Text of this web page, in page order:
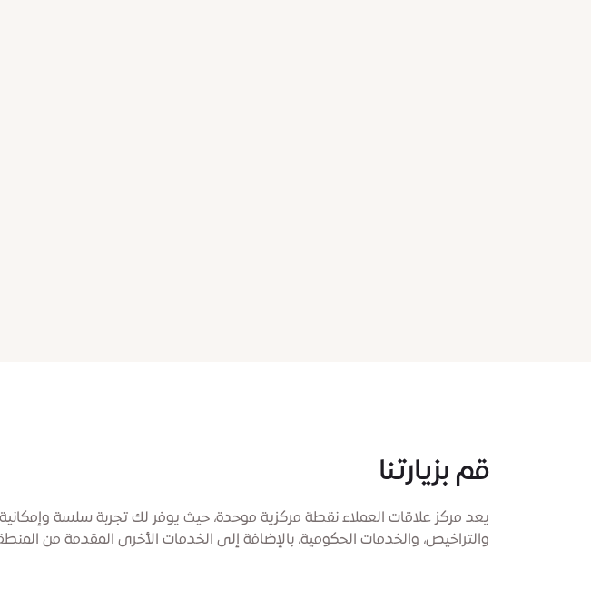
قم بزيارتنا
يعد مركز علاقات العملاء نقطة مركزية موحدة، حيث يوفر لك تجربة سلسة
والتراخيص، والخدمات الحكومية، بالإضافة إلى الخدمات الأخرى المقدمة من